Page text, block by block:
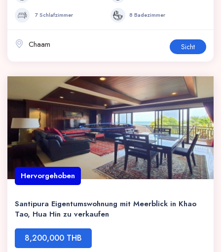
7 Schlafzimmer 8 Badezimmer
Chaam Sicht
Hervorgehoben
Santipura Eigentumswohnung mit Meerblick in Khao
Tao, Hua Hin zu verkaufen
8,200,000 THB